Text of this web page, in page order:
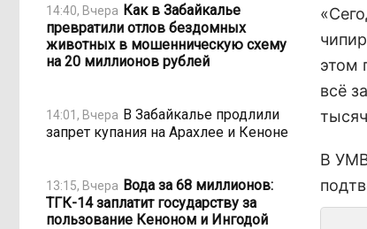
14:40, Вчера Как в Забайкалье
превратили отлов бездомных
животных в мошенническую схему
на 20 миллионов рублей
14:01, Вчера В Забайкалье продлили
запрет купания на Арахлее и Кеноне
13:15, Вчера Вода за 68 миллионов:
ТГК-14 заплатит государству за
пользование Кеноном и Ингодой
этом
всё
В